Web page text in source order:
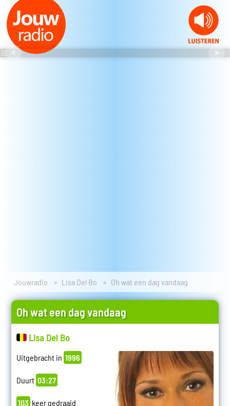
Jouwradio Lisa Del Bo Oh wat een dag vandaag
Oh wat een dag vandaag
Lisa Del Bo
Uitgebracht in 1996
Duurt 03:27
103 keer gedraaid